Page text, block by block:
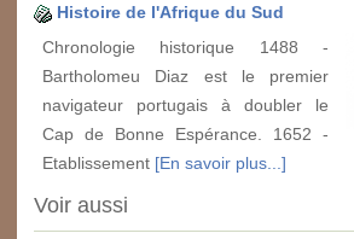
Histoire de l'Afrique du Sud
Chronologie historique 1488 -
Bartholomeu Diaz est le premier
navigateur portugais à doubler le
Cap de Bonne Espérance. 1652 -
Etablissement [En savoir plus...]
Voir aussi